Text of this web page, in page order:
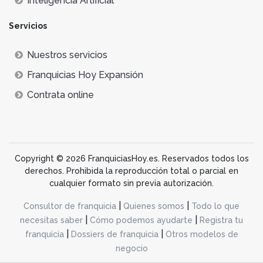
las principales tendencias, destacan:
Barra de ensaladas y poke bowls:
establecimientos que ofrecen ensaladas
modelos permiten a los consumidores crear sus
responde a la creciente demanda de comida rápida
y equilibrada, ideal para personas con estilos de vida
activos.
Zumos y batidos naturales:Otra tendencia
elaborados con frutas y verduras frescas. Estos
establecimientos se han convertido en una opción
preferida por aquellos que buscan un refuerzo
nutritivo rápido y saludable. La popularidad de los
Servicios
Nuestros servicios
Franquicias Hoy Expansión
Contrata online
Copyright © 2026 FranquiciasHoy.es. Reservados todos los
derechos. Prohibida la reproducción total o parcial en
cualquier formato sin previa autorización.
Consultor de franquicia Quienes somos
Todo lo que
necesitas saber
Cómo podemos ayudarte
Registra tu
franquicia| Dossiers de franquicia|
Otros modelos de
negocio